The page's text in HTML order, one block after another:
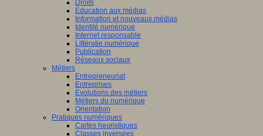
Droits
Education aux médias
Information et nouveaux médias
Identité numérique
Internet responsable
Littératie numérique
Publication
Réseaux sociaux
Métiers
Entrepreneuriat
Entreprises
Evolutions des métiers
Métiers du numérique
Orientation
Pratiques numériques
Cartes heuristiques
Classes inversées